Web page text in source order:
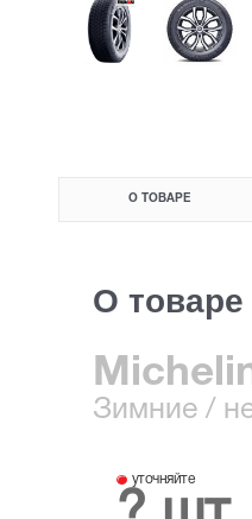
О ТОВАРЕ
О товаре
Зимние /
уточняйте